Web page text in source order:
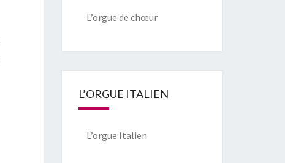
L’orgue de chœur
L’ORGUE ITALIEN
L’orgue Italien